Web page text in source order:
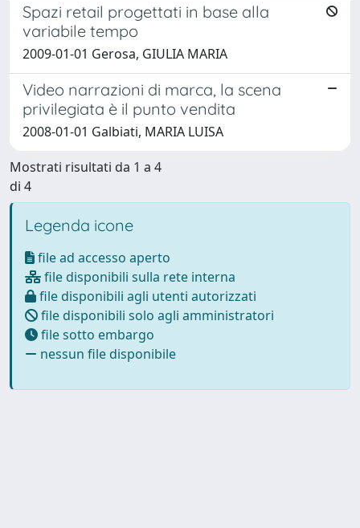
Spazi retail progettati in base alla
variabile tempo
2009-01-01 Gerosa, GIULIA MARIA
Video narrazioni di marca, la scena
privilegiata è il punto vendita
2008-01-01 Galbiati, MARIA LUISA
Mostrati risultati da 1 a 4
di 4
Legenda icone
file ad accesso aperto
file disponibili sulla rete interna
file disponibili agli utenti autorizzati
file disponibili solo agli amministratori
file sotto embargo
nessun file disponibile